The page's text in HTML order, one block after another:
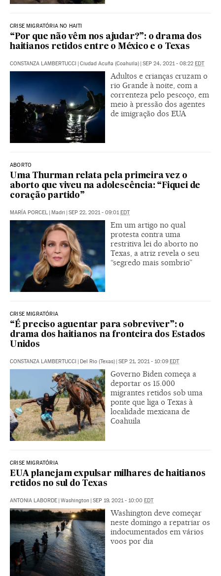
CRISE MIGRATÓRIA NO HAITI
“Por que não vêm nos ajudar?”: o drama dos
haitianos retidos entre o México e o Texas
CONSTANZA LAMBERTUCCI Ciudad Acuña (Coahuila) SEP 24, 2021 - 08:22 EDT
Adultos e crianças cruzam o
rio Grande à noite, com a
correnteza pelo pescoço, em
meio à pressão dos agentes
de imigração dos EUA
ABORTO
Uma Thurman relata pela primeira vez o
aborto que viveu na adolescência: “Fiquei de
coração partido”
MARÍA PORCEL Madri SEP 22, 2021 - 09:01 EDT
Em um artigo no qual
protesta contra uma
restritiva lei do aborto no
Texas, a atriz revela o seu
“segredo mais sombrio”
CRISE MIGRATÓRIA
“É preciso aguentar para sobreviver”: o
drama dos haitianos na fronteira dos Estados
Unidos
CONSTANZA LAMBERTUCCI | Del Rio (Texas) | SEP 21, 2021 - 10:09 EDT
Governo Biden começa a
deportar os 15.000
migrantes retidos sob uma
ponte que liga o Texas à
localidade mexicana de
Coahuila
CRISE MIGRATÓRIA
EUA planejam expulsar milhares de haitianos
retidos no sul do Texas
ANTONIA LABORDE | Washington | SEP 19, 2021 - 10:00 EDT
Washington deve começar
neste domingo a repatriar os
indocumentados em vários
voos por dia